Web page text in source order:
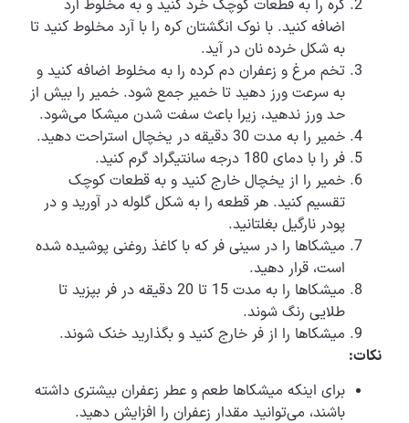
کره را به قطعات کوچک خرد کنید و به مخلوط آرد
اضافه کنید. با نوک انگشتان کره را با آرد مخلوط کنید تا
به شکل خرده نان در آید.
تخم مرغ و زعفران دم کرده را به مخلوط اضافه کنید و
به سرعت ورز دهید تا خمیر جمع شود. خمیر را بیش از
حد ورز ندهید، زیرا باعث سفت شدن میشکا می‌شود.
خمیر را به مدت 30 دقیقه در یخچال استراحت دهید.
فر را با دمای 180 درجه سانتیگراد گرم کنید.
خمیر را از یخچال خارج کنید و به قطعات کوچک
تقسیم کنید. هر قطعه را به شکل گلوله در آورید و در
پودر نارگیل بغلتانید.
میشکاها را در سینی فر که با کاغذ روغنی پوشیده شده
است، قرار دهید.
میشکاها را به مدت 15 تا 20 دقیقه در فر بپزید تا
طلایی رنگ شوند.
میشکاها را از فر خارج کنید و بگذارید خنک شوند.
نکات:
برای اینکه میشکاها طعم و عطر زعفران بیشتری داشته
باشند، می‌توانید مقدار زعفران را افزایش دهید.